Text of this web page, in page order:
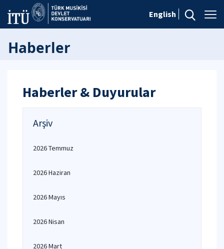
English
Haberler
Haberler & Duyurular
Arşiv
2026 Temmuz
2026 Haziran
2026 Mayıs
2026 Nisan
2026 Mart